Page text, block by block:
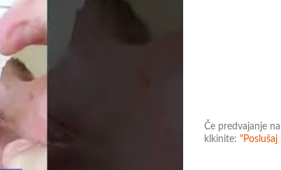
Če predvajanje
klkinite: "Poslušaj